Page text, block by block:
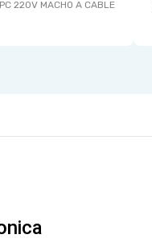
PC 220V MACHO A CABLE